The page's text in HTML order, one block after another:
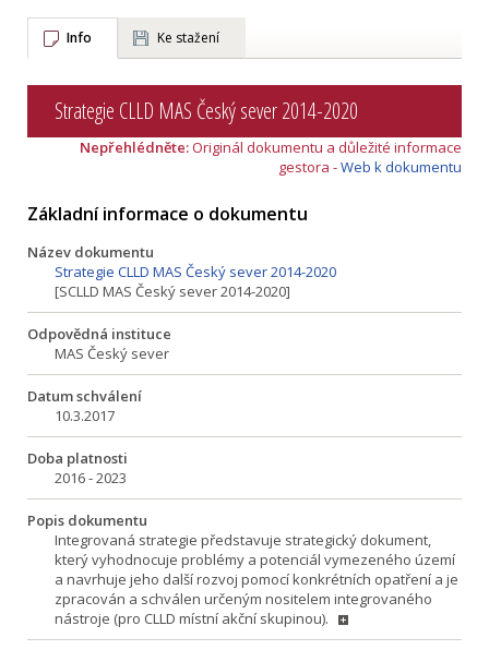
Info Ke stažení
Strategie CLLD MAS Český sever 2014-2020
Nepřehlédněte:Originál dokumentu a důležité informace
gestora -Web k dokumentu
Základní informace o dokumentu
Název dokumentu
Strategie CLLD MAS Český sever 2014-2020
[SCLLD MAS Český sever 2014-2020]
Odpovědná instituce
MAS Český sever
Datum schválení
10.3.2017
Doba platnosti
2016 - 2023
Popis dokumentu
Integrovaná strategie představuje strategický dokument,
který vyhodnocuje problémy a potenciál vymezeného území
a navrhuje jeho další rozvoj pomocí konkrétních opatření a je
zpracován a schválen určeným nositelem integrovaného
nástroje (pro CLLD místní akční skupinou).